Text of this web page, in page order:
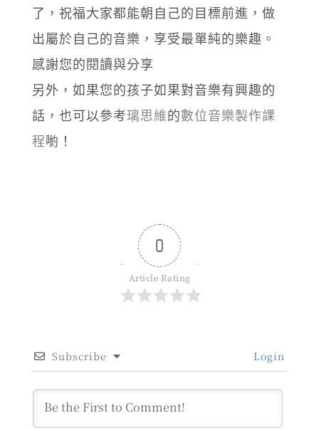
了，祝福大家都能朝自己的目標前進，做
出屬於自己的音樂，享受最單純的樂趣。
感謝您的閱讀與分享
另外，如果您的孩子如果對音樂有興趣的
話，也可以參考璃思維的數位音樂製作課
程喲！
0
Article Rating
Subscribe Login